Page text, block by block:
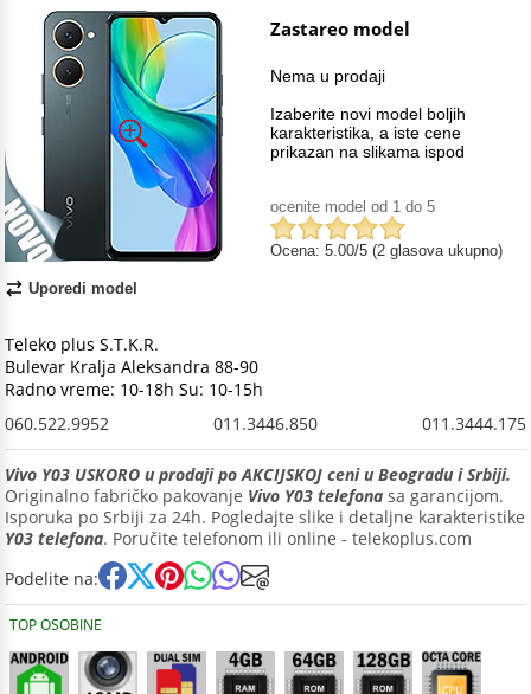
Uporedi model
Zastareo model
Nema u prodaji
Izaberite novi model boljih
karakteristika, a iste cene
prikazan na slikama ispod
ocenite model od 1 do 5
Ocena: 5.00/5 (2 glasova ukupno)
Teleko plus S.T.K.R.
Bulevar Kralja Aleksandra 88-90
Radno vreme: 10-18h Su: 10-15h
060.522.9952
011.3446.850 011.3444.175
Vivo Y03 USKORO u prodaji po AKCIJSKOJ ceni u Beogradu i Srbiji.
Originalno fabričko pakovanje Vivo Y03 telefona sa garancijom.
Isporuka po Srbiji za 24h. Pogledajte slike i detaljne karakteristike
Y03 telefona. Poručite telefonom ili online - telekoplus.com
Podelite na:
TOP OSOBINE